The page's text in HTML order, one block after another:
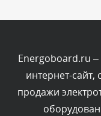
Текст
администратором.
Energoboard.ru
интернет-
продажи